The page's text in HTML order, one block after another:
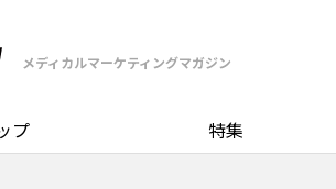
メディカルマーケティングマガジン
プ 特集